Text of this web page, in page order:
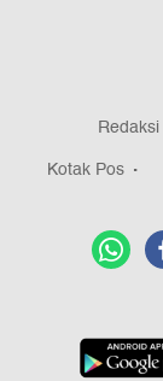
Redaksi
Kotak Pos